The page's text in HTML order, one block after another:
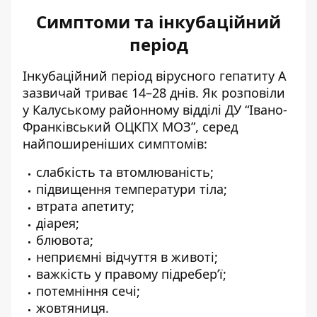
Симптоми та інкубаційний
період
Інкубаційний період вірусного гепатиту А
зазвичай триває 14–28 днів. Як розповіли
у Калуському районному відділі ДУ “Івано-
Франківський ОЦКПХ МОЗ”, серед
найпоширеніших симптомів:
слабкість та втомлюваність;
підвищення температури тіла;
втрата апетиту;
діарея;
блювота;
неприємні відчуття в животі;
важкість у правому підребер’ї;
потемніння сечі;
жовтяниця.